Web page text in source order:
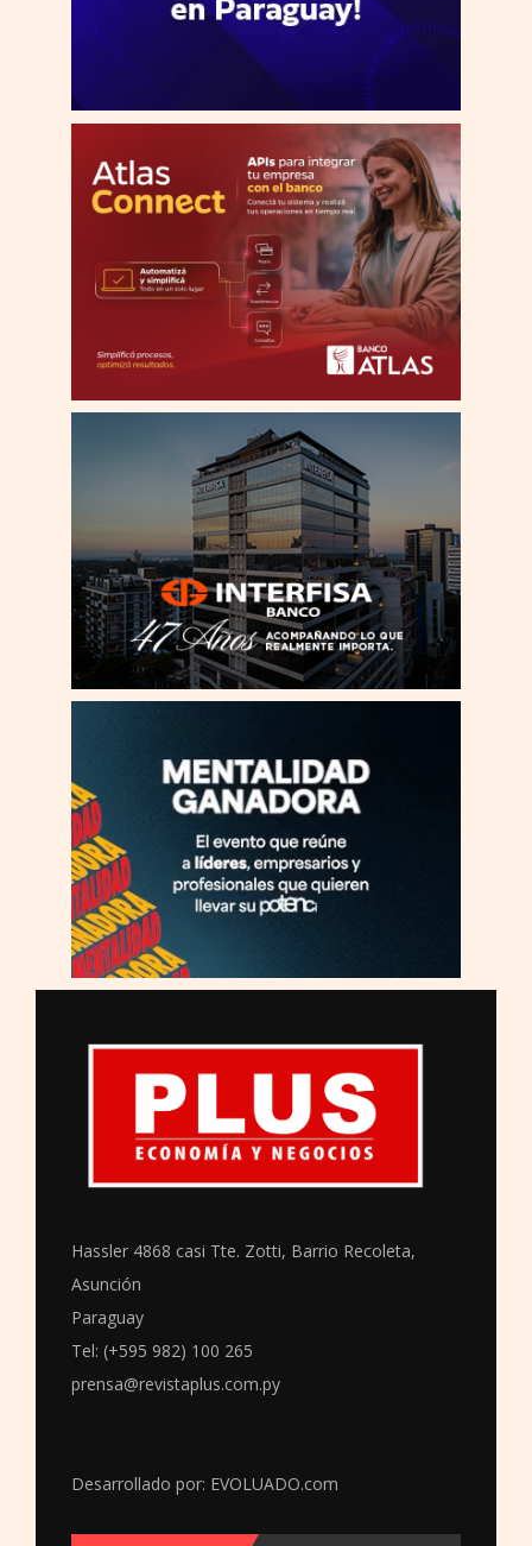
Hassler 4868 casi Tte. Zotti, Barrio Recoleta,
Asunción
Paraguay
Tel: (+595 982) 100 265
prensa@revistaplus.com.py
Desarrollado por: EVOLUADO.com